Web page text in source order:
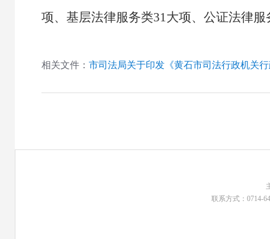
项、基层法律服务类31大项、公证法律服
相关文件： 市司法局关于印发《黄石市司法行政机关
联系方式：0714-